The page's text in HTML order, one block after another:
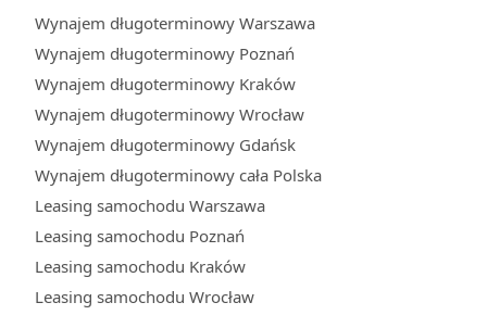
Wynajem długoterminowy Warszawa
Wynajem długoterminowy Poznań
Wynajem długoterminowy Kraków
Wynajem długoterminowy Wrocław
Wynajem długoterminowy Gdańsk
Wynajem długoterminowy cała Polska
Leasing samochodu Warszawa
Leasing samochodu Poznań
Leasing samochodu Kraków
Leasing samochodu Wrocław